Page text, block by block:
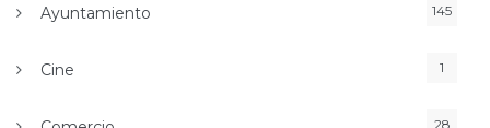
Ayuntamiento 145
Cine 1
28